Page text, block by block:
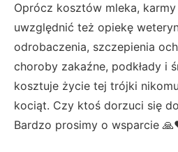
Oprócz kosztów mleka,
uwzględnić też opiekę
odrobaczenia, szczepienia
choroby zakaźne, podkłady i
kosztuje życie tej trójki
kociąt. Czy ktoś dorzuci się
Bardzo prosimy o wsparcie